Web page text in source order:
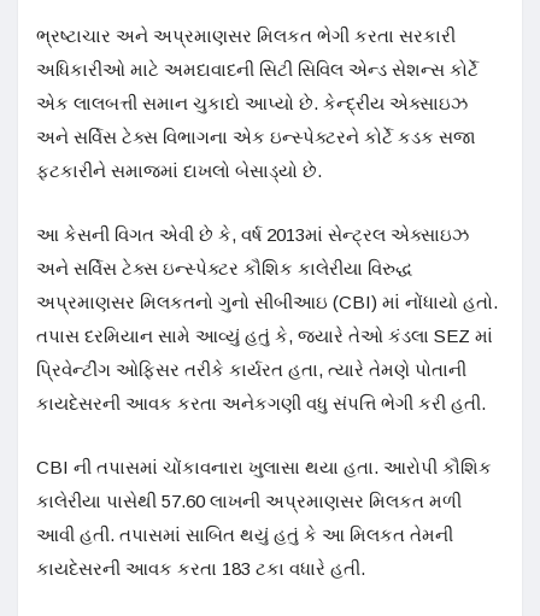
ભ્રષ્ટાચાર અને અપ્રમાણસર મિલકત ભેગી કરતા સરકારી
અધિકારીઓ માટે અમદાવાદની સિટી સિવિલ એન્ડ સેશન્સ કોર્ટે
એક લાલબત્તી સમાન ચુકાદો આપ્યો છે. કેન્દ્રીય એક્સાઇઝ
અને સર્વિસ ટેક્સ વિભાગના એક ઇન્સ્પેક્ટરને કોર્ટે કડક સજા
ફટકારીને સમાજમાં દાખલો બેસાડ્યો છે.
આ કેસની વિગત એવી છે કે, વર્ષ 2013માં સેન્ટ્રલ એક્સાઇઝ
અને સર્વિસ ટેક્સ ઇન્સ્પેક્ટર કૌશિક કાલેરીયા વિરુદ્ધ
અપ્રમાણસર મિલકતનો ગુનો સીબીઆઇ (CBI) માં નોંધાયો હતો.
તપાસ દરમિયાન સામે આવ્યું હતું કે, જ્યારે તેઓ કંડલા SEZ માં
પ્રિવેન્ટીંગ ઓફિસર તરીકે કાર્યરત હતા, ત્યારે તેમણે પોતાની
કાયદેસરની આવક કરતા અનેકગણી વધુ સંપત્તિ ભેગી કરી હતી.
CBI ની તપાસમાં ચોંકાવનારા ખુલાસા થયા હતા. આરોપી કૌશિક
કાલેરીયા પાસેથી 57.60 લાખની અપ્રમાણસર મિલકત મળી
આવી હતી. તપાસમાં સાબિત થયું હતું કે આ મિલકત તેમની
કાયદેસરની આવક કરતા 183 ટકા વધારે હતી.